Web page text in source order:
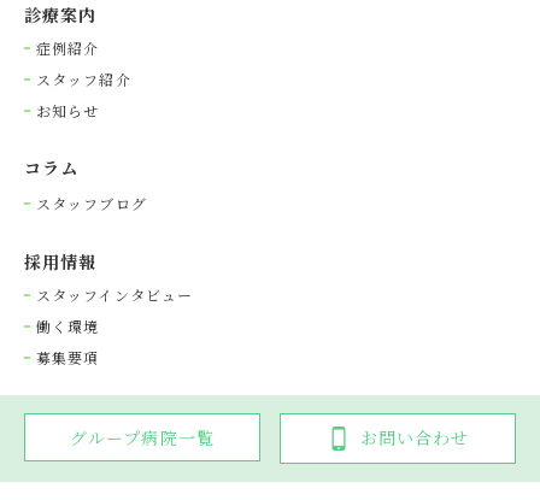
診療案内
症例紹介
スタッフ紹介
お知らせ
コラム
スタッフブログ
採⽤情報
スタッフインタビュー
働く環境
募集要項
Copyright © 光が丘動物病院グループ. All rights reserved.
グループ病院一覧 お問い合わせ